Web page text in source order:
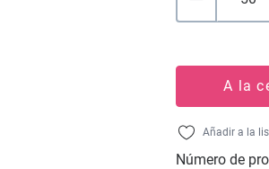
A la
Añadir a la
Número de